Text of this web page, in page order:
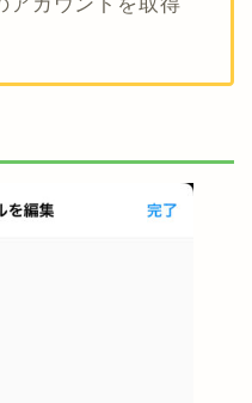
アカウントを取得